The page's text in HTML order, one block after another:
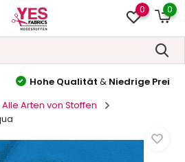
0 0
&Niedrige Preise
Alle Arten von Stoffen